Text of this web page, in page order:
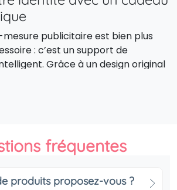
publicitaire est bien plus
: c’est un support de
Grâce à un design original
poussée, il incarne vos
tout en offrant une visibilité
vos clients
s’utilise chaque jour. Votre logo
fréquentes
produits proposez-vous ?